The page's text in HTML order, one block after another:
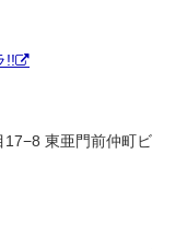
!!
東亜門前仲町ビ